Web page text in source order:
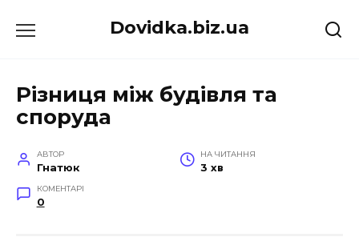
до
Dovidka.biz.ua
Різниця між будівля та
споруда
АВТОР
Гнатюк
НА ЧИТАННЯ
3 хв
КОМЕНТАРІ
0